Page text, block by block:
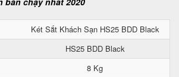
Két Sắt Khách Sạn HS25 BDD Black
HS25 BDD Black
8 Kg